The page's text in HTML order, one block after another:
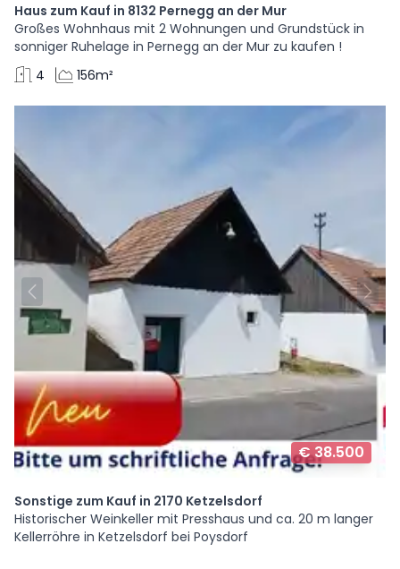
Haus zum Kauf in 8132 Pernegg an der Mur
Großes Wohnhaus mit 2 Wohnungen und Grundstück in
sonniger Ruhelage in Pernegg an der Mur zu kaufen !
4
156m²
€ 38.500
Sonstige zum Kauf in 2170 Ketzelsdorf
Historischer Weinkeller mit Presshaus und ca. 20 m langer
Kellerröhre in Ketzelsdorf bei Poysdorf